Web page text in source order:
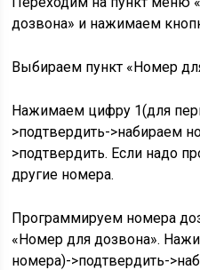
дозвона» и нажимаем
Выбираем пункт «Номер
Нажимаем цифру 1(для
>подтвердить->набираем
>подтвердить. Если надо
другие номера.
Программируем номера
«Номер для дозвона».
номера)->подтвердить-